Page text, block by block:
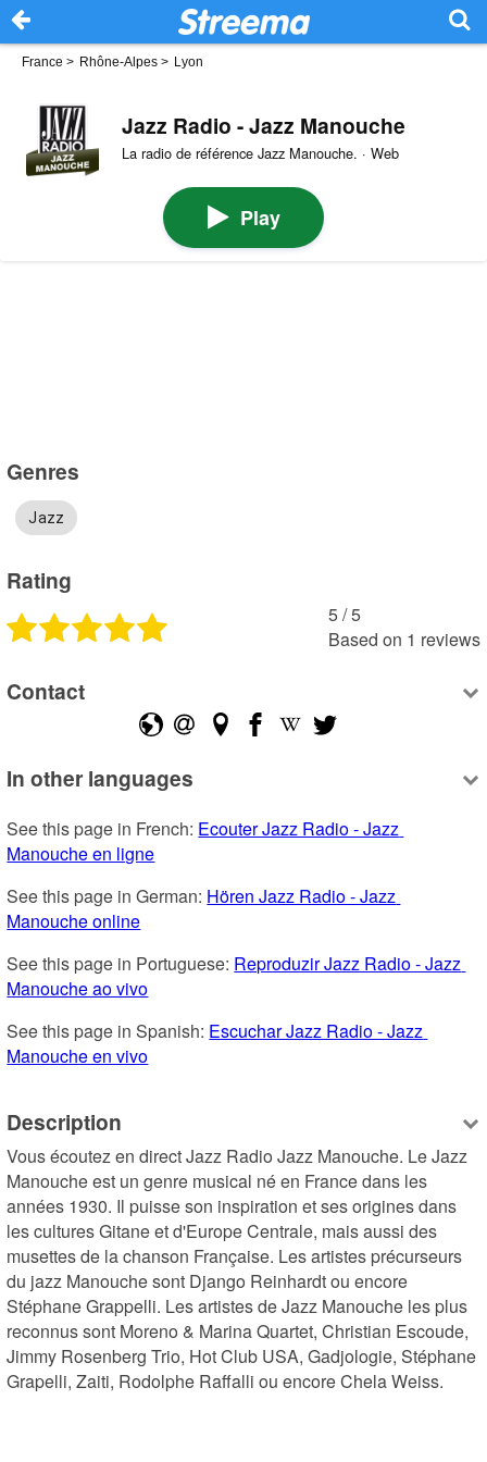
France > Rhône-Alpes > Lyon
Jazz Radio - Jazz Manouche
La radio de référence Jazz Manouche. · Web
Play
Genres
Jazz
Rating
5 /5
Based on 1 reviews
Contact
In other languages
See this page in French: Ecouter Jazz Radio - Jazz
Manouche en ligne
See this page in German: Hören Jazz Radio - Jazz
Manouche online
See this page in Portuguese: Reproduzir Jazz Radio - Jazz
Manouche ao vivo
See this page in Spanish: Escuchar Jazz Radio - Jazz
Manouche en vivo
Description
Vous écoutez en direct Jazz Radio Jazz Manouche. Le Jazz
Manouche est un genre musical né en France dans les
années 1930. Il puisse son inspiration et ses origines dans
les cultures Gitane et d'Europe Centrale, mais aussi des
musettes de la chanson Française. Les artistes précurseurs
du jazz Manouche sont Django Reinhardt ou encore
Stéphane Grappelli. Les artistes de Jazz Manouche les plus
reconnus sont Moreno & Marina Quartet, Christian Escoude,
Jimmy Rosenberg Trio, Hot Club USA, Gadjologie, Stéphane
Grapelli, Zaiti, Rodolphe Raffalli ou encore Chela Weiss.